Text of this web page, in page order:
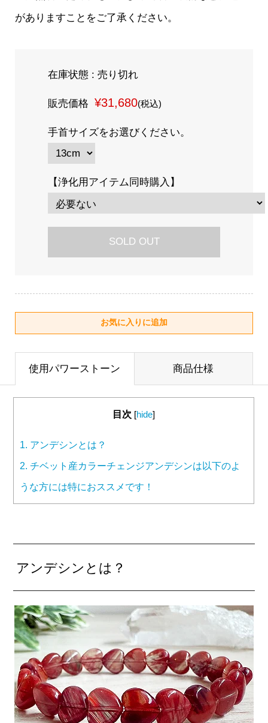
がありますことをご了承ください。
在庫状態 : 売り切れ
販売価格 ¥31,680(税込)
手首サイズをお選びください。
【浄化用アイテム同時購入】
SOLD OUT
使用パワーストーン 商品仕様
目次 [hide]
1. アンデシンとは？
2. チベット産カラーチェンジアンデシンは以下のよ
うな方には特におススメです！
アンデシンとは？